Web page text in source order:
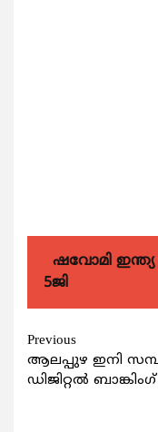
ഷവോമി ഇന്ത്യ
5ജി
Continue
Reading
Previous
ആലപ്പുഴ ഇനി
ഡിജിറ്റല്‍ ബാങ്കിംഗ്